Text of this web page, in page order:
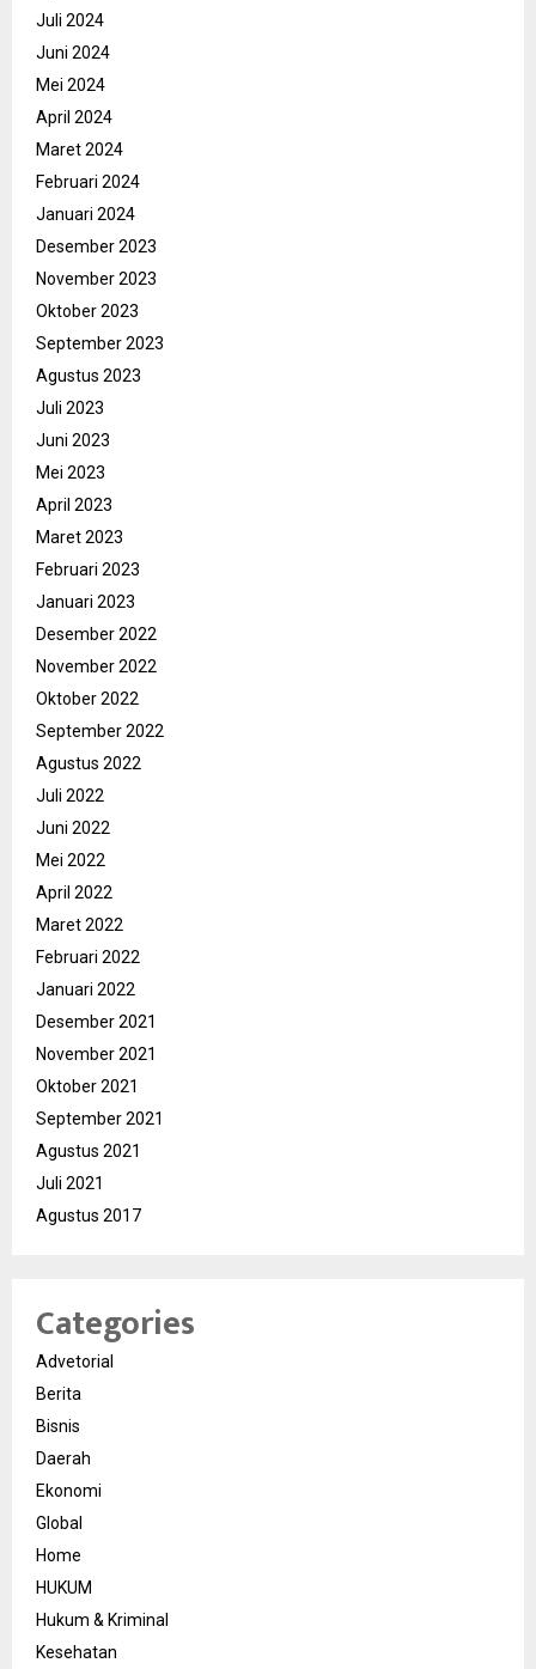
Juli 2024
Juni 2024
Mei 2024
April 2024
Maret 2024
Februari 2024
Januari 2024
Desember 2023
November 2023
Oktober 2023
September 2023
Agustus 2023
Juli 2023
Juni 2023
Mei 2023
April 2023
Maret 2023
Februari 2023
Januari 2023
Desember 2022
November 2022
Oktober 2022
September 2022
Agustus 2022
Juli 2022
Juni 2022
Mei 2022
April 2022
Maret 2022
Februari 2022
Januari 2022
Desember 2021
November 2021
Oktober 2021
September 2021
Agustus 2021
Juli 2021
Agustus 2017
Categories
Advetorial
Berita
Bisnis
Daerah
Ekonomi
Global
Home
HUKUM
Hukum & Kriminal
Kesehatan